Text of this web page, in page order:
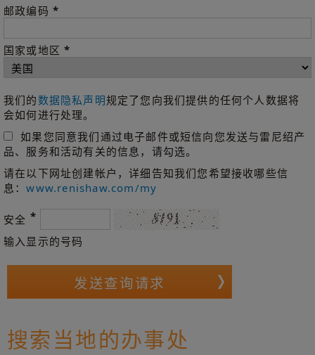
邮政编码 *
国家或地区*
我们的数据隐私声明规定了您向我们提供的任何个人数据将
会如何进行处理。
如果您同意我们通过电子邮件或短信向您发送与雷尼绍产
品、服务和活动有关的信息，请勾选。
请在以下网址创建帐户，详细告知我们您希望接收哪些信
息：www.renishaw.com/my
安全 *
输入显示的号码
搜索当地的办事处